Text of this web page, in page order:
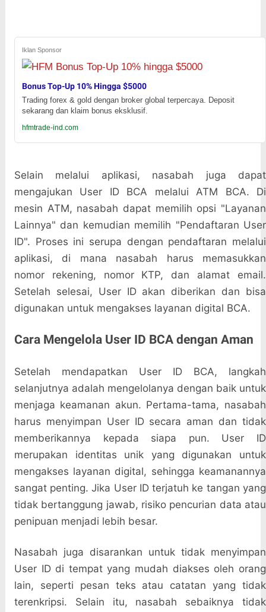
Iklan Sponsor
Bonus Top-Up 10% Hingga $5000
Trading forex & gold dengan broker global terpercaya. Deposit
sekarang dan klaim bonus eksklusif.
hfmtrade-ind.com
Selain melalui aplikasi, nasabah juga dapat
mengajukan User ID BCA melalui ATM BCA. Di
mesin ATM, nasabah dapat memilih opsi "Layanan
Lainnya" dan kemudian memilih "Pendaftaran User
ID". Proses ini serupa dengan pendaftaran melalui
aplikasi, di mana nasabah harus memasukkan
nomor rekening, nomor KTP, dan alamat email.
Setelah selesai, User ID akan diberikan dan bisa
digunakan untuk mengakses layanan digital BCA.
Cara Mengelola User ID BCA dengan Aman
Setelah mendapatkan User ID BCA, langkah
selanjutnya adalah mengelolanya dengan baik untuk
menjaga keamanan akun. Pertama-tama, nasabah
harus menyimpan User ID secara aman dan tidak
memberikannya kepada siapa pun. User ID
merupakan identitas unik yang digunakan untuk
mengakses layanan digital, sehingga keamanannya
sangat penting. Jika User ID terjatuh ke tangan yang
tidak bertanggung jawab, risiko pencurian data atau
penipuan menjadi lebih besar.
Nasabah juga disarankan untuk tidak menyimpan
User ID di tempat yang mudah diakses oleh orang
lain, seperti pesan teks atau catatan yang tidak
terenkripsi. Selain itu, nasabah sebaiknya tidak